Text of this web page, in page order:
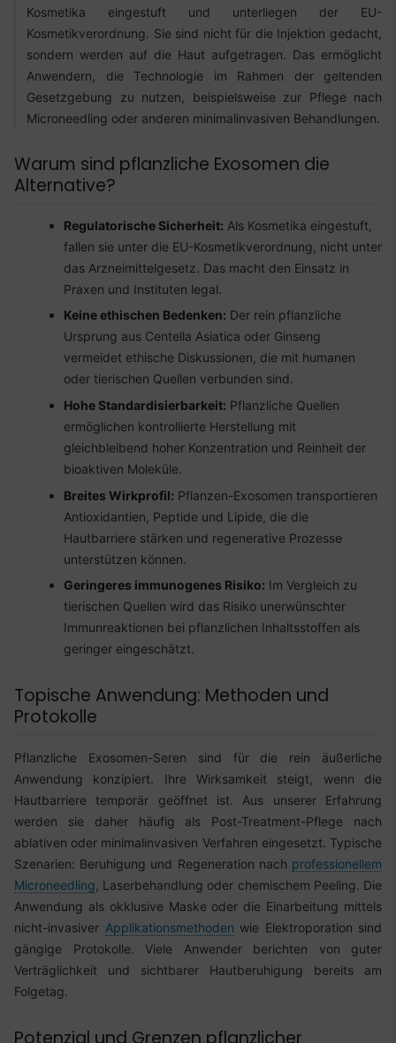
Kosmetika eingestuft und unterliegen der EU-
Kosmetikverordnung. Sie sind nicht für die Injektion gedacht,
sondern werden auf die Haut aufgetragen. Das ermöglicht
Anwendern, die Technologie im Rahmen der geltenden
Gesetzgebung zu nutzen, beispielsweise zur Pflege nach
Microneedling oder anderen minimalinvasiven Behandlungen.
Warum sind pflanzliche Exosomen die
Alternative?
Regulatorische Sicherheit: Als Kosmetika eingestuft,
fallen sie unter die EU-Kosmetikverordnung, nicht unter
das Arzneimittelgesetz. Das macht den Einsatz in
Praxen und Instituten legal.
Keine ethischen Bedenken: Der rein pflanzliche
Ursprung aus Centella Asiatica oder Ginseng
vermeidet ethische Diskussionen, die mit humanen
oder tierischen Quellen verbunden sind.
Hohe Standardisierbarkeit: Pflanzliche Quellen
ermöglichen kontrollierte Herstellung mit
gleichbleibend hoher Konzentration und Reinheit der
bioaktiven Moleküle.
Breites Wirkprofil: Pflanzen-Exosomen transportieren
Antioxidantien, Peptide und Lipide, die die
Hautbarriere stärken und regenerative Prozesse
unterstützen können.
Geringeres immunogenes Risiko: Im Vergleich zu
tierischen Quellen wird das Risiko unerwünschter
Immunreaktionen bei pflanzlichen Inhaltsstoffen als
geringer eingeschätzt.
Topische Anwendung: Methoden und
Protokolle
Pflanzliche Exosomen-Seren sind für die rein äußerliche
Anwendung konzipiert. Ihre Wirksamkeit steigt, wenn die
Hautbarriere temporär geöffnet ist. Aus unserer Erfahrung
werden sie daher häufig als Post-Treatment-Pflege nach
ablativen oder minimalinvasiven Verfahren eingesetzt. Typische
Szenarien: Beruhigung und Regeneration nach professionellem
Microneedling , Laserbehandlung oder chemischem Peeling. Die
Anwendung als okklusive Maske oder die Einarbeitung mittels
nicht-invasiver Applikationsmethoden wie Elektroporation sind
gängige Protokolle. Viele Anwender berichten von guter
Verträglichkeit und sichtbarer Hautberuhigung bereits am
Folgetag.